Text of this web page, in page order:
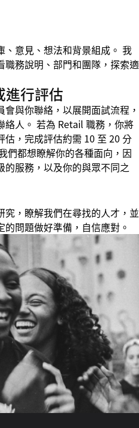
意見、想法和背景組成。 我
務說明、部門和團隊，探索適
進行評估
與你聯絡，以展開面試流程，
絡人。 若為 Retail 職務，你將
，完成評估約需 10 至 20 分
們都想瞭解你的各種面向，因
的服務，以及你的與眾不同之
，瞭解我們在尋找的人才，並
問題做好準備，自信應對。